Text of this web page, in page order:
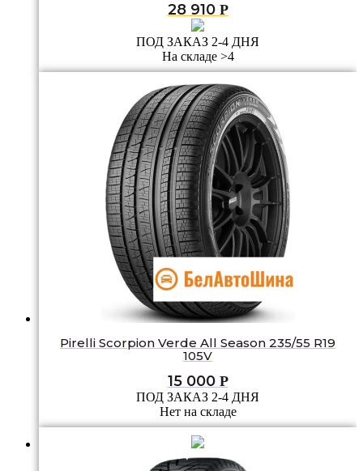
28 910 Р
ПОД ЗАКАЗ 2-4 ДНЯ
На складе >4
Pirelli Scorpion Verde All Season 235/55 R19
105V
15 000 Р
ПОД ЗАКАЗ 2-4 ДНЯ
Нет на складе